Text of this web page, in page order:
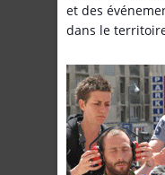
et des
dans le